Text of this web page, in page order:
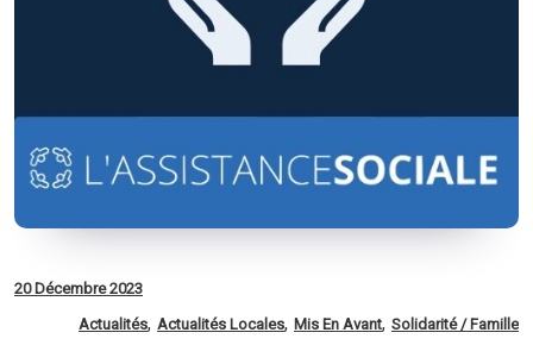
20 Décembre 2023
Actualités, Actualités Locales, Mis En Avant, Solidarité / Famille